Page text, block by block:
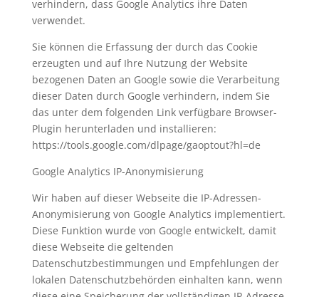
verhindern, dass Google Analytics ihre Daten
verwendet.
Sie können die Erfassung der durch das Cookie
erzeugten und auf Ihre Nutzung der Website
bezogenen Daten an Google sowie die Verarbeitung
dieser Daten durch Google verhindern, indem Sie
das unter dem folgenden Link verfügbare Browser-
Plugin herunterladen und installieren:
https://tools.google.com/dlpage/gaoptout?hl=de
Google Analytics IP-Anonymisierung
Wir haben auf dieser Webseite die IP-Adressen-
Anonymisierung von Google Analytics implementiert.
Diese Funktion wurde von Google entwickelt, damit
diese Webseite die geltenden
Datenschutzbestimmungen und Empfehlungen der
lokalen Datenschutzbehörden einhalten kann, wenn